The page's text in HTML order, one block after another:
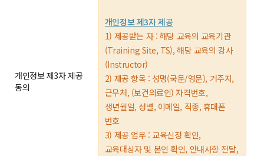
개인정보 제3자 제공
동의
개인정보 제3자 제공
1) 제공받는 자 : 해당 교육의 교육기관
(Training Site, TS), 해당 교육의 강사
(Instructor)
2) 제공 항목 : 성명(국문/영문), 거주지,
근무처, (보건의료인) 자격번호,
생년월일, 성별, 이메일, 직종, 휴대폰
번호
3) 제공 업무 : 교육신청 확인,
교육대상자 및 본인 확인, 안내사항 전달,